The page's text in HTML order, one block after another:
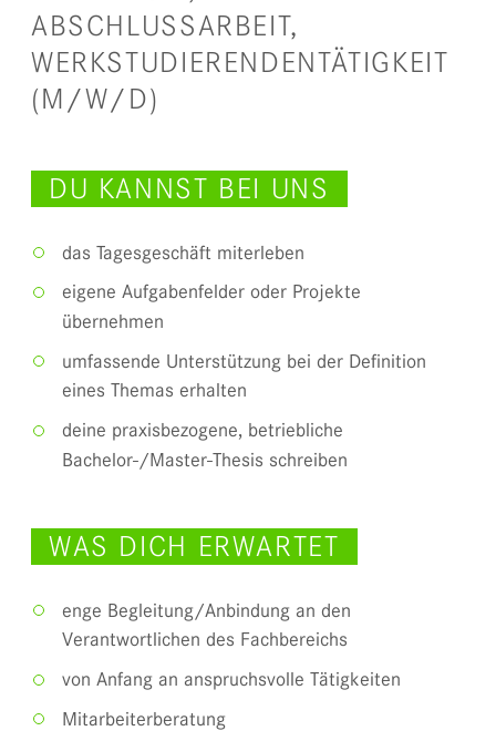
ABSCHLUSSARBEIT,
WERKSTUDIERENDENTÄTIGKEIT
(M/W/D)
DU KANNST BEI UNS
das Tagesgeschäft miterleben
eigene Aufgabenfelder oder Projekte
übernehmen
umfassende Unterstützung bei der Definition
eines Themas erhalten
deine praxisbezogene, betriebliche
Bachelor-/Master-Thesis schreiben
WAS DICH ERWARTET
enge Begleitung/Anbindung an den
Verantwortlichen des Fachbereichs
von Anfang an anspruchsvolle Tätigkeiten
Mitarbeiterberatung